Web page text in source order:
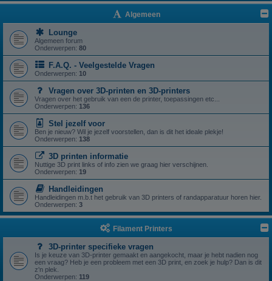
Algemeen
Lounge
Algemeen forum
Onderwerpen: 80
F.A.Q. - Veelgestelde Vragen
Onderwerpen: 10
Vragen over 3D-printen en 3D-printers
Vragen over het gebruik van een de printer, toepassingen etc...
Onderwerpen: 136
Stel jezelf voor
Ben je nieuw? Wil je jezelf voorstellen, dan is dit het ideale plekje!
Onderwerpen: 138
3D printen informatie
Nuttige 3D print links of info zien we graag hier verschijnen.
Onderwerpen: 19
Handleidingen
Handleidingen m.b.t het gebruik van 3D printers of randapparatuur horen hier.
Onderwerpen: 3
Filament Printers
3D-printer specifieke vragen
Is je keuze van 3D-printer gemaakt en aangekocht, maar je hebt nadien nog
een vraag? Heb je een probleem met een 3D print, en zoek je hulp? Dan is dit
z'n plek.
Onderwerpen: 119